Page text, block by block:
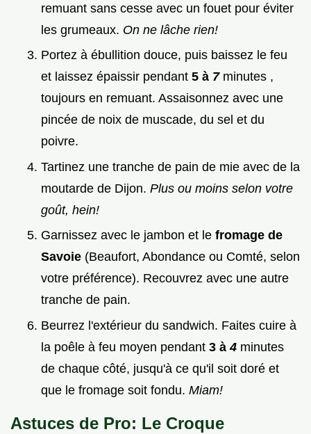
remuant sans cesse avec un fouet pour éviter
les grumeaux. On ne lâche rien!
Portez à ébullition douce, puis baissez le feu
et laissez épaissir pendant 5 à 7 minutes ,
toujours en remuant. Assaisonnez avec une
pincée de noix de muscade, du sel et du
poivre.
Tartinez une tranche de pain de mie avec de la
moutarde de Dijon. Plus ou moins selon votre
goût, hein!
Garnissez avec le jambon et le fromage de
Savoie (Beaufort, Abondance ou Comté, selon
votre préférence). Recouvrez avec une autre
tranche de pain.
Beurrez l'extérieur du sandwich. Faites cuire à
la poêle à feu moyen pendant 3 à4 minutes
de chaque côté, jusqu'à ce qu'il soit doré et
que le fromage soit fondu. Miam!
Astuces de Pro: Le Croque